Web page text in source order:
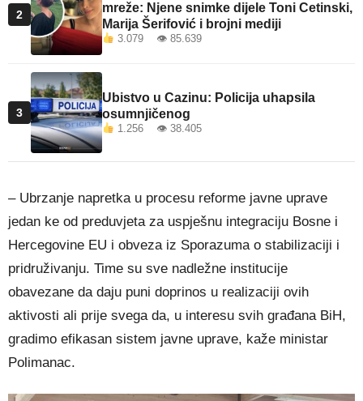
2
mreže: Njene snimke dijele Toni Cetinski,
Marija Šerifović i brojni mediji
3.079 👁 85.639
3
Ubistvo u Cazinu: Policija uhapsila
osumnjičenog
1.256 👁 38.405
– Ubrzanje napretka u procesu reforme javne uprave
jedan ke od preduvjeta za uspješnu integraciju Bosne i
Hercegovine EU i obveza iz Sporazuma o stabilizaciji i
pridruživanju. Time su sve nadležne institucije
obavezane da daju puni doprinos u realizaciji ovih
aktivosti ali prije svega da, u interesu svih građana BiH,
gradimo efikasan sistem javne uprave, kaže ministar
Polimanac.